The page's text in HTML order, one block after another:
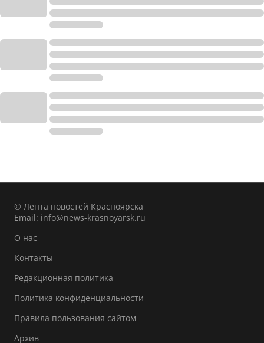
© Лента новостей Красноярска
Email: info@news-krasnoyarsk.ru
О нас
Контакты
Редакционная политика
Политика конфиденциальности
Правила пользования сайтом
Архив